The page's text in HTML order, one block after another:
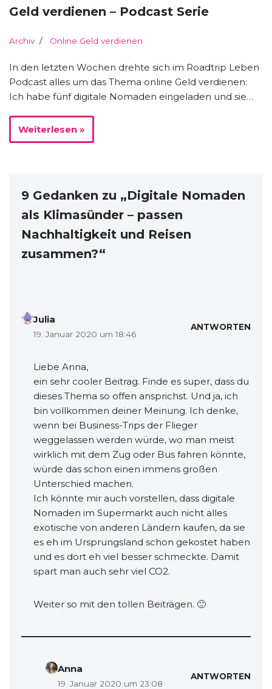
Geld verdienen – Podcast Serie
Archiv Online Geld verdienen
In den letzten Wochen drehte sich im Roadtrip Leben
Podcast alles um das Thema online Geld verdienen:
Ich habe fünf digitale Nomaden eingeladen und sie…
Weiterlesen »
9 Gedanken zu „Digitale Nomaden
als Klimasünder – passen
Nachhaltigkeit und Reisen
zusammen?“
Julia
19. Januar 2020 um 18:46
ANTWORTEN
Liebe Anna,
ein sehr cooler Beitrag. Finde es super, dass du
dieses Thema so offen ansprichst. Und ja, ich
bin vollkommen deiner Meinung. Ich denke,
wenn bei Business-Trips der Flieger
weggelassen werden würde, wo man meist
wirklich mit dem Zug oder Bus fahren könnte,
würde das schon einen immens großen
Unterschied machen.
Ich könnte mir auch vorstellen, dass digitale
Nomaden im Supermarkt auch nicht alles
exotische von anderen Ländern kaufen, da sie
es eh im Ursprungsland schon gekostet haben
und es dort eh viel besser schmeckte. Damit
spart man auch sehr viel CO2.
Weiter so mit den tollen Beiträgen. 🙂
Anna
19. Januar 2020 um 23:08
ANTWORTEN